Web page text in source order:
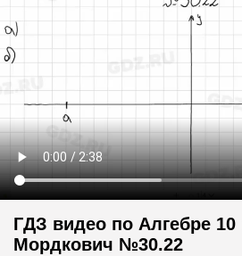
ГДЗ видео по Алгебре 10
Мордкович №30.22